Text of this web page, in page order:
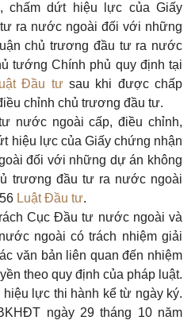
chấm dứt hiệu lực của Giấy
ra nước ngoài đối với những
chủ trương đầu tư ra nước
tướng Chính phủ quy định tại
Đầu tưsau khi được chấp
chỉnh chủ trương đầu tư.
nước ngoài cấp, điều chỉnh,
hiệu lực của Giấy chứng nhận
đối với những dự án không
trương đầu tư ra nước ngoài
Luật Đầu tư.
Cục Đầu tư nước ngoài và
ngoài có trách nhiệm giải
văn bản liên quan đến nhiệm
theo quy định của pháp luật.
hiệu lực thi hành kể từ ngày ký.
ngày 29 tháng 10 năm